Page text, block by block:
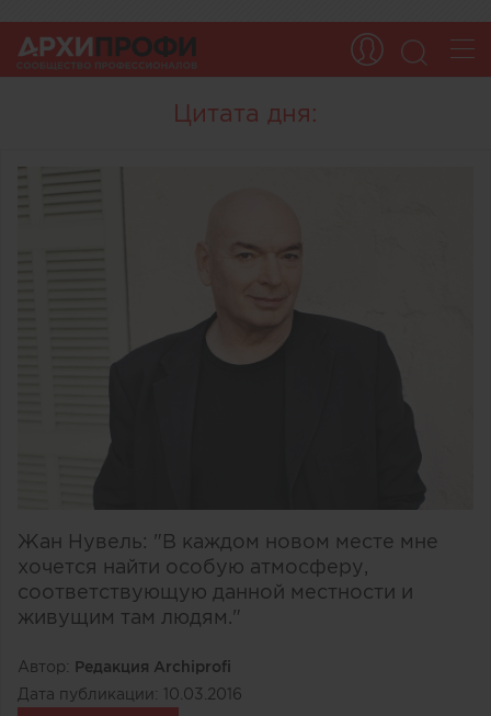
Цитата дня:
Жан Нувель: "В каждом новом месте мне
хочется найти особую атмосферу,
соответствующую данной местности и
живущим там людям."
Автор: Редакция Archiprofi
Дата публикации: 10.03.2016